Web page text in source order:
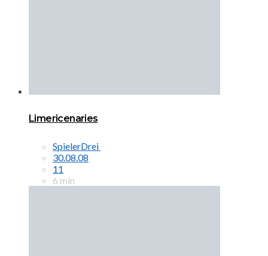
Limericenaries
SpielerDrei
30.08.08
11
6 min